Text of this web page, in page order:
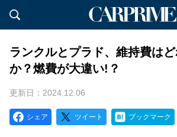
ランクルとプラド、維持費は
か？燃費が大違い!？
更新日：2024.12.06
シェア ツイート ブックマーク